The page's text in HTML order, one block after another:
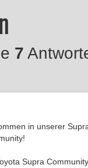
7
in unserer
Supra